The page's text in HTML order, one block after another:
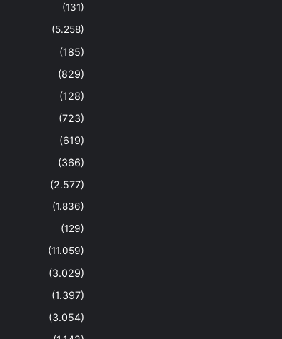
(131)
(5.258)
(185)
(829)
(128)
(723)
(619)
(366)
(2.577)
(1.836)
(129)
(11.059)
(3.029)
(1.397)
(3.054)